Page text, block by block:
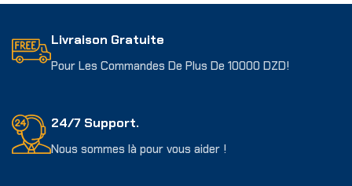
Livraison Gratuite
Pour Les Commandes De Plus De 10000 DZD!
24/7 Support.
Nous sommes là pour vous aider !